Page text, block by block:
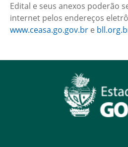
Edital e seus anexos poderão
internet pelos endereços
www.ceasa.go.gov.br e